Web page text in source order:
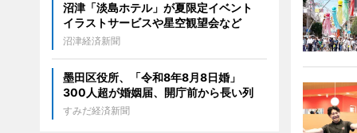
沼津「淡島ホテル」が夏限定イベント
イラストサービスや星空観望会など
沼津経済新聞
墨田区役所、「令和8年8月8日婚」
300人超が婚姻届、開庁前から長い列
すみだ経済新聞